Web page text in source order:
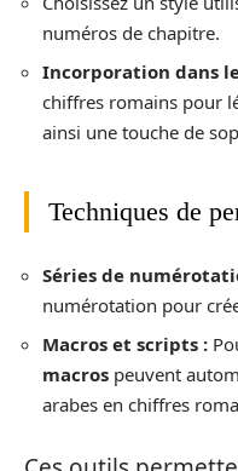
numéros de chapitre.
Incorporation dans
chiffres romains pour
ainsi une touche de
Techniques de
Séries de
numérotation pour
Macros et scripts :
macros peuvent
arabes en chiffres